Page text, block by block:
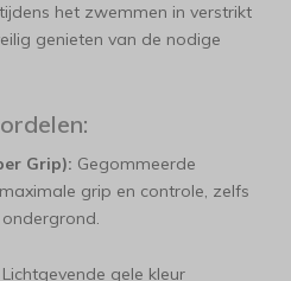
het zwemmen in verstrikt
genieten van de nodige
Grip): Gegommeerde
grip en controle, zelfs
Lichtgevende gele kleur